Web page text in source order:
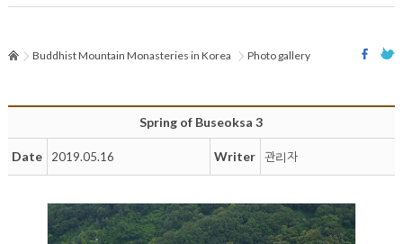
Buddhist Mountain Monasteries in Korea Photo gallery
Spring of Buseoksa 3
Date 2019.05.16 Writer 관리자